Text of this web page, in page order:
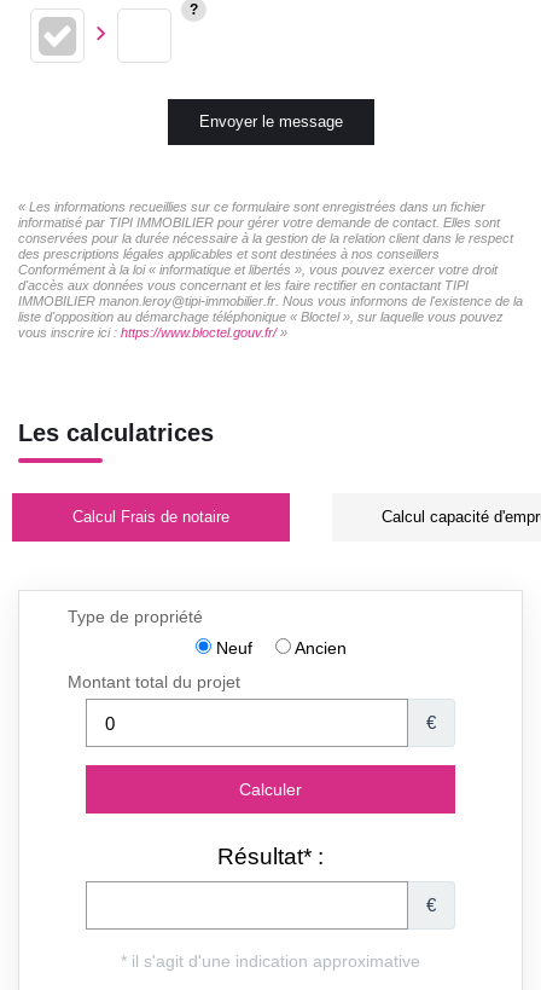
Envoyer le message
« Les informations recueillies sur ce formulaire sont enregistrées dans un fichier
informatisé par TIPI IMMOBILIER pour gérer votre demande de contact. Elles sont
conservées pour la durée nécessaire à la gestion de la relation client dans le respect
des prescriptions légales applicables et sont destinées à nos conseillers
Conformément à la loi « informatique et libertés », vous pouvez exercer votre droit
d'accès aux données vous concernant et les faire rectifier en contactant TIPI
IMMOBILIER manon.leroy@tipi-immobilier.fr. Nous vous informons de l'existence de la
liste d'opposition au démarchage téléphonique « Bloctel », sur laquelle vous pouvez
vous inscrire ici : https://www.bloctel.gouv.fr/»
Les calculatrices
Calcul Frais de notaire Calcul capacité